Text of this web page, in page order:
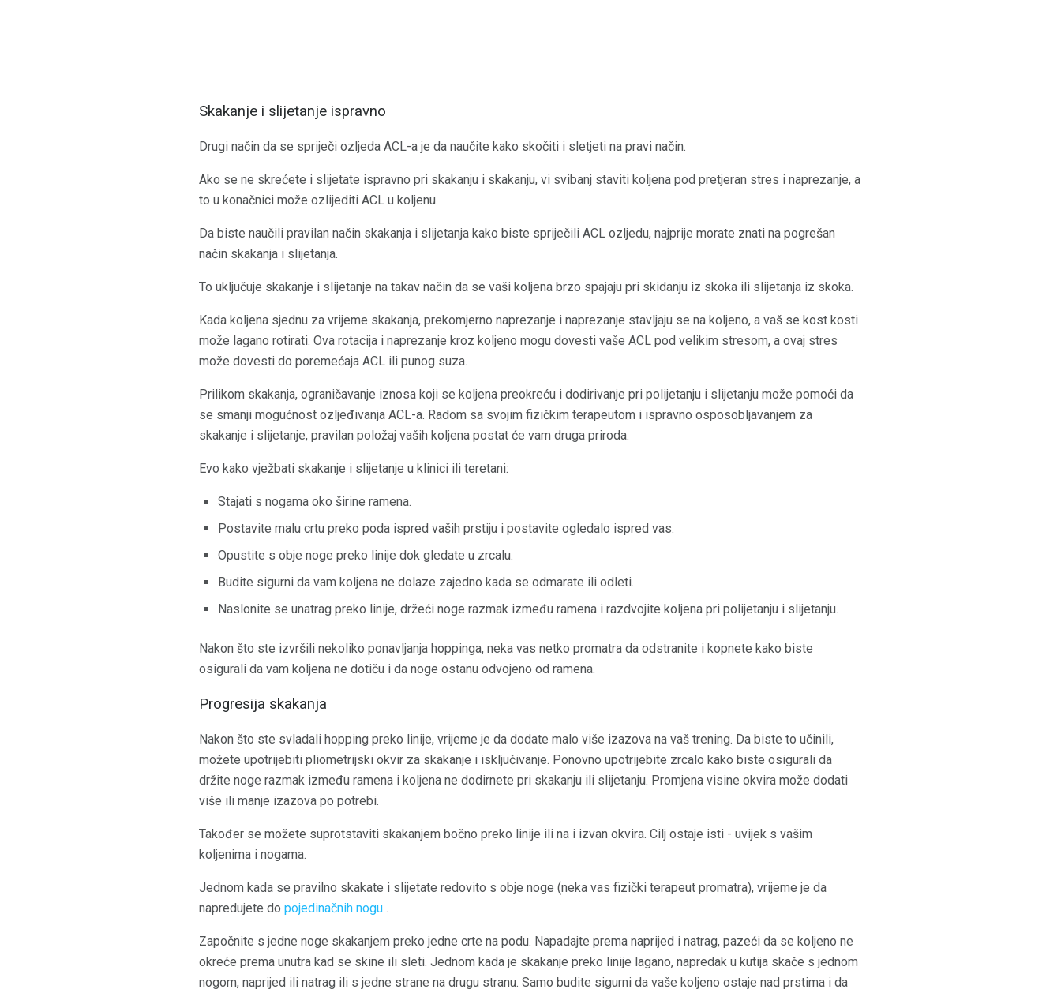
Skakanje i slijetanje ispravno
Drugi način da se spriječi ozljeda ACL-a je da naučite kako skočiti i sletjeti na pravi način.
Ako se ne skrećete i slijetate ispravno pri skakanju i skakanju, vi svibanj staviti koljena pod pretjeran stres i naprezanje, a
to u konačnici može ozlijediti ACL u koljenu.
Da biste naučili pravilan način skakanja i slijetanja kako biste spriječili ACL ozljedu, najprije morate znati na pogrešan
način skakanja i slijetanja.
To uključuje skakanje i slijetanje na takav način da se vaši koljena brzo spajaju pri skidanju iz skoka ili slijetanja iz skoka.
Kada koljena sjednu za vrijeme skakanja, prekomjerno naprezanje i naprezanje stavljaju se na koljeno, a vaš se kost kosti
može lagano rotirati. Ova rotacija i naprezanje kroz koljeno mogu dovesti vaše ACL pod velikim stresom, a ovaj stres
može dovesti do poremećaja ACL ili punog suza.
Prilikom skakanja, ograničavanje iznosa koji se koljena preokreću i dodirivanje pri polijetanju i slijetanju može pomoći da
se smanji mogućnost ozljeđivanja ACL-a. Radom sa svojim fizičkim terapeutom i ispravno osposobljavanjem za
skakanje i slijetanje, pravilan položaj vaših koljena postat će vam druga priroda.
Evo kako vježbati skakanje i slijetanje u klinici ili teretani:
Stajati s nogama oko širine ramena.
Postavite malu crtu preko poda ispred vaših prstiju i postavite ogledalo ispred vas.
Opustite s obje noge preko linije dok gledate u zrcalu.
Budite sigurni da vam koljena ne dolaze zajedno kada se odmarate ili odleti.
Naslonite se unatrag preko linije, držeći noge razmak između ramena i razdvojite koljena pri polijetanju i slijetanju.
Nakon što ste izvršili nekoliko ponavljanja hoppinga, neka vas netko promatra da odstranite i kopnete kako biste
osigurali da vam koljena ne dotiču i da noge ostanu odvojeno od ramena.
Progresija skakanja
Nakon što ste svladali hopping preko linije, vrijeme je da dodate malo više izazova na vaš trening. Da biste to učinili,
možete upotrijebiti pliometrijski okvir za skakanje i isključivanje. Ponovno upotrijebite zrcalo kako biste osigurali da
držite noge razmak između ramena i koljena ne dodirnete pri skakanju ili slijetanju. Promjena visine okvira može dodati
više ili manje izazova po potrebi.
Također se možete suprotstaviti skakanjem bočno preko linije ili na i izvan okvira. Cilj ostaje isti - uvijek s vašim
koljenima i nogama.
Jednom kada se pravilno skakate i slijetate redovito s obje noge (neka vas fizički terapeut promatra), vrijeme je da
napredujete do pojedinačnih nogu .
Započnite s jedne noge skakanjem preko jedne crte na podu. Napadajte prema naprijed i natrag, pazeći da se koljeno ne
okreće prema unutra kad se skine ili sleti. Jednom kada je skakanje preko linije lagano, napredak u kutija skače s jednom
nogom, naprijed ili natrag ili s jedne strane na drugu stranu. Samo budite sigurni da vaše koljeno ostaje nad prstima i da